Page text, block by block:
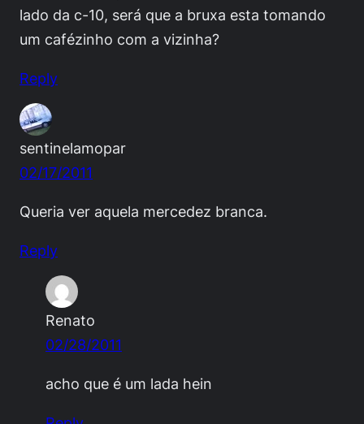
lado da c-10, será que a bruxa esta tomando
um cafézinho com a vizinha?
Reply
sentinelamopar
02/17/2011
Queria ver aquela mercedez branca.
Reply
Renato
02/28/2011
acho que é um lada hein